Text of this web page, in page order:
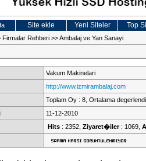
Site ekle Yeni Siteler Top
Firmalar Rehberi >>Ambalaj ve Yan Sanayi
Vakum Makinelari
http://www.izmirambalaj.com
Toplam Oy : 8, Ortalama
11-12-2010
Hits : 2352, Ziyaret�iler: 1069,